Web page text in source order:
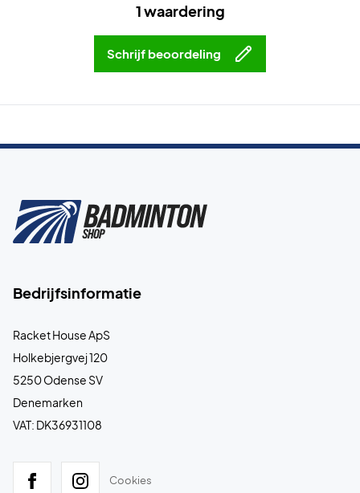
1 waardering
Schrijf beoordeling
Bedrijfsinformatie
Racket House ApS
Holkebjergvej 120
5250 Odense SV
Denemarken
VAT: DK36931108
Cookies